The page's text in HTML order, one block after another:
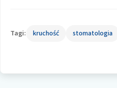
Tagi: kruchość stomatologia